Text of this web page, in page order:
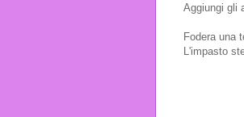
Aggiungi gli
Fodera una
L'impasto